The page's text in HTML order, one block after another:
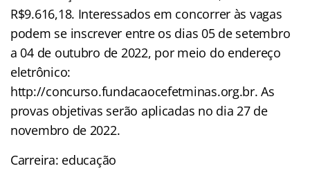
R$9.616,18. Interessados em concorrer às vagas
podem se inscrever entre os dias 05 de setembro
a 04 de outubro de 2022, por meio do endereço
eletrônico:
http://concurso.fundacaocefetminas.org.br. As
provas objetivas serão aplicadas no dia 27 de
novembro de 2022.
Carreira: educação